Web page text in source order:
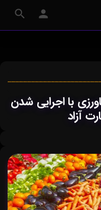
کشاورزی با اجرایی شدن
آزاد